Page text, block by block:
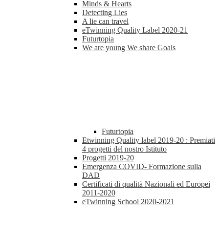
Minds & Hearts
Detecting Lies
A lie can travel
eTwinning Quality Label 2020-21
Futurtopia
We are young We share Goals
Futurtopia
Etwinning Quality label 2019-20 : Premiati
4 progetti del nostro Istituto
Progetti 2019-20
Emergenza COVID- Formazione sulla
DAD
Certificati di qualità Nazionali ed Europei
2011-2020
eTwinning School 2020-2021